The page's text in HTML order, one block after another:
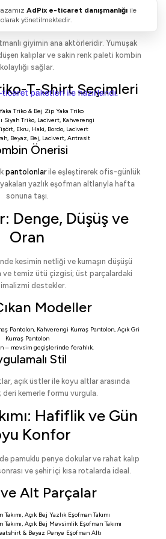
Formda Netlik
giyimin ana aktörleridir. Yumuşak
kalıplar ve sakin renk paleti kombin
kolaylığı sağlar.
T-Shirt Seçimleri
Triko & Bej Zip Yaka Triko
Siyah Triko, Lacivert, Kahverengi
, Ekru, Haki, Bordo, Lacivert
, Beyaz, Bej, Lacivert, Antrasit
Önerisi
pantolonlarile eşleştirerek ofis-günlük
yazlık eşofman altlarıyla hafta
sonuna taşı.
Denge, Düşüş ve
Oran
kesimin netliği ve kumaşın düşüşü
ve temiz ütü çizgisi; üst parçalardaki
destekler.
Modeller
Pantolon, Kahverengi Kumaş Pantolon, Açık Gri
Kumaş Pantolon
– mevsim geçişlerinde ferahlık.
Stil
açık üstler ile koyu altlar arasında
deri kemerle formu vurgula.
Hafiflik ve Gün
Konfor
pamuklu penye dokular ve rahat kalıp
ve şehir içi kısa rotalarda ideal.
ve Alt Parçalar
, Açık Bej Yazlık Eşofman Takımı
, Açık Bej Mevsimlik Eşofman Takımı
& Beyaz Penye Eşofman Altı
AdPix e-ticaret danışmanlığı ile
yönetilmektedir.
e-
paketleri
ile